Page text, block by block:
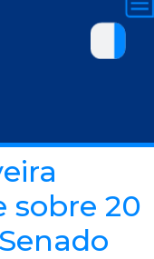
sobre 20